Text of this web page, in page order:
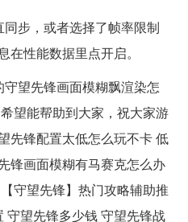
步，或者选择了帧率限制
性能数据里点开启。
望先锋画面模糊飘渲染怎
望能帮助到大家，祝大家游
锋配置太低怎么玩不卡 低
画面模糊有马赛克怎么办
守望先锋】热门攻略辅助推
守望先锋多少钱 守望先锋战